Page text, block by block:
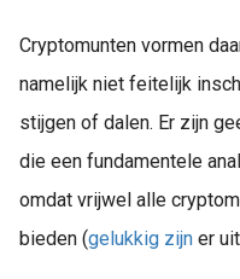
Cryptomunten vormen
namelijk niet feitelijk
stijgen of dalen. Er zijn
die een fundamentele
omdat vrijwel alle
bieden (gelukkig zijn er